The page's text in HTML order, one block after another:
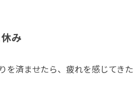
み
を済ませたら、疲れを感じてきた